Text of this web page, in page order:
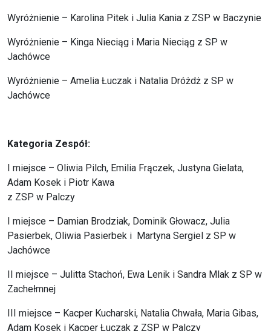
Wyróżnienie – Karolina Pitek i Julia Kania z ZSP w Baczynie
Wyróżnienie – Kinga Nieciąg i Maria Nieciąg z SP w
Jachówce
Wyróżnienie – Amelia Łuczak i Natalia Dróżdż z SP w
Jachówce
Kategoria Zespół:
I miejsce – Oliwia Pilch, Emilia Frączek, Justyna Gielata,
Adam Kosek i Piotr Kawa
z ZSP w Palczy
I miejsce – Damian Brodziak, Dominik Głowacz, Julia
Pasierbek, Oliwia Pasierbek i Martyna Sergiel z SP w
Jachówce
II miejsce – Julitta Stachoń, Ewa Lenik i Sandra Mlak z SP w
Zachełmnej
III miejsce – Kacper Kucharski, Natalia Chwała, Maria Gibas,
Adam Kosek i Kacper Łuczak z ZSP w Palczy